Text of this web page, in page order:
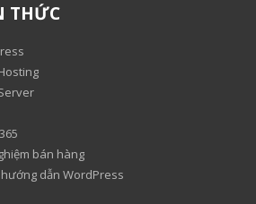
bán hàng
dẫn WordPress
THỨC